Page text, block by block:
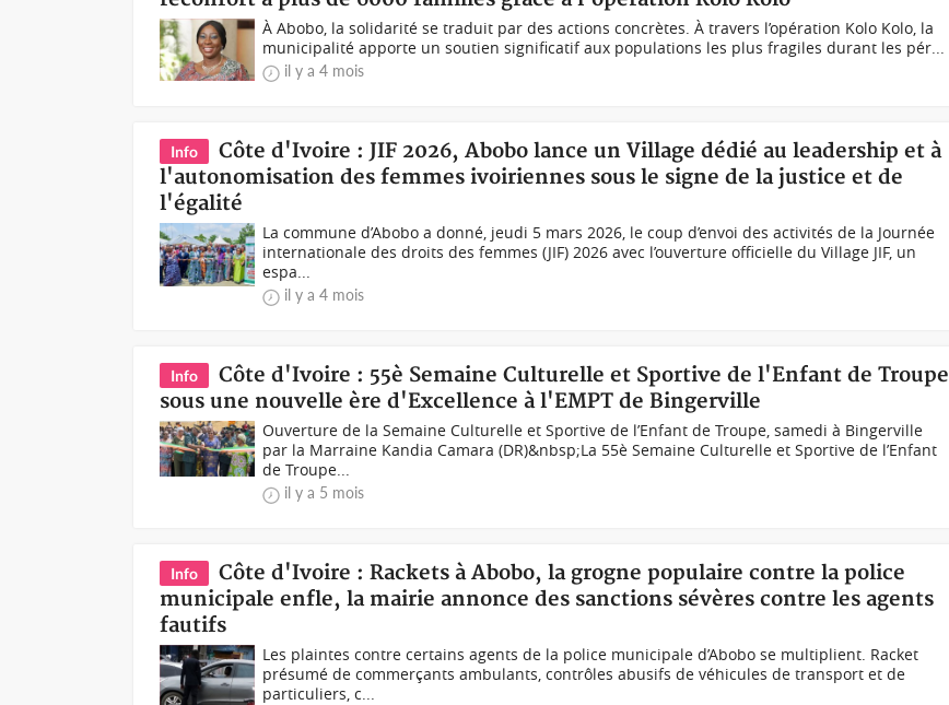
À Abobo, la solidarité se traduit par des actions concrètes. À travers l’opération Kolo Kolo, la
municipalité apporte un soutien significatif aux populations les plus fragiles durant les pér...
il y a 4 mois
Info
Côte d'Ivoire : JIF 2026, Abobo lance un Village dédié au leadership et à
l'autonomisation des femmes ivoiriennes sous le signe de la justice et de
l'égalité
La commune d’Abobo a donné, jeudi 5 mars 2026, le coup d’envoi des activités de la Journée
internationale des droits des femmes (JIF) 2026 avec l’ouverture officielle du Village JIF, un
espa...
il y a 4 mois
Info
Côte d'Ivoire : 55è Semaine Culturelle et Sportive de l'Enfant de Troupe
sous une nouvelle ère d'Excellence à l'EMPT de Bingerville
Ouverture de la Semaine Culturelle et Sportive de l’Enfant de Troupe, samedi à Bingerville
par la Marraine Kandia Camara (DR)&nbsp;La 55è Semaine Culturelle et Sportive de l’Enfant
de Troupe...
il y a 5 mois
Info
Côte d'Ivoire : Rackets à Abobo, la grogne populaire contre la police
municipale enfle, la mairie annonce des sanctions sévères contre les agents
fautifs
Les plaintes contre certains agents de la police municipale d’Abobo se multiplient. Racket
présumé de commerçants ambulants, contrôles abusifs de véhicules de transport et de
particuliers, c...